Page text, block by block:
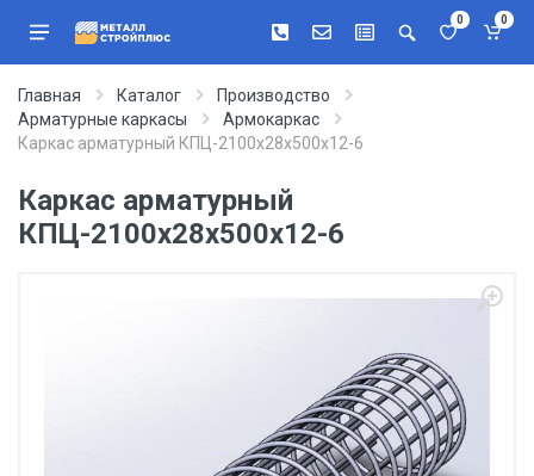
0 0
Главная Каталог
Производство
Арматурные каркасы
Армокаркас
Каркас арматурный КПЦ-2100х28х500х12-6
Каркас арматурный
КПЦ-2100х28х500х12-6